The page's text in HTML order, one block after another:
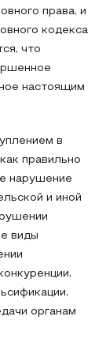
права, и
кодекса
что
настоящим
в
правильно
нарушение
и иной
виды
органам